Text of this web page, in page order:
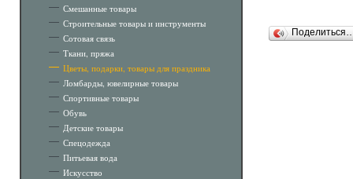
Смешанные товары
Строительные товары и инструменты
Сотовая связь
Ткани, пряжа
Цветы, подарки, товары для праздника
Ломбарды, ювелирные товары
Спортивные товары
Обувь
Детские товары
Спецодежда
Питьевая вода
Искусство